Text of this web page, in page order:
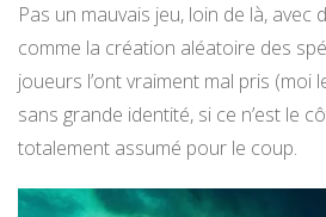
Pas un mauvais jeu, loin de là, avec
comme la création aléatoire des
joueurs l’ont vraiment mal pris (moi
sans grande identité, si ce n’est le
totalement assumé pour le coup.